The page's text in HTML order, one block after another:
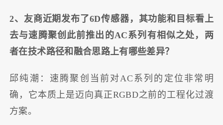
2、友商近期发布了6D传感器，其功能和目标看上
去与速腾聚创此前推出的AC系列有相似之处，两
者在技术路径和融合思路上有哪些差异？
邱纯潮：速腾聚创当前对AC系列的定位非常明
确，它本质上是迈向真正RGBD之前的工程化过渡
方案。